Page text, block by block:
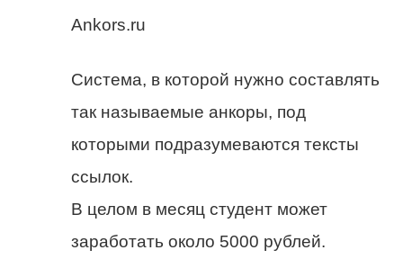
Ankors.ru
Система, в которой нужно составлять
так называемые анкоры, под
которыми подразумеваются тексты
ссылок.
В целом в месяц студент может
заработать около 5000 рублей.